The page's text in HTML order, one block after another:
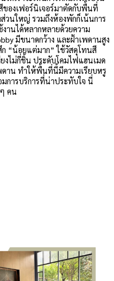
องเฟอร์นิเจอร์มาตัดกับพื้นที่
นใหญ่ รวมถึงห้องพักก็เน้นการ
านได้หลากหลายด้วยความ
มีขนาดกว้าง และฝ้าเพดานสูง
“น้อยแต่มาก” ใช้วัสดุโทนสี
งไม่กี่ชิ้น ประดับโคมไฟแฮนเมด
าน ทำให้พื้นที่นี้มีความเรียบหรู
การบริการที่น่าประทับใจ นี่
คน